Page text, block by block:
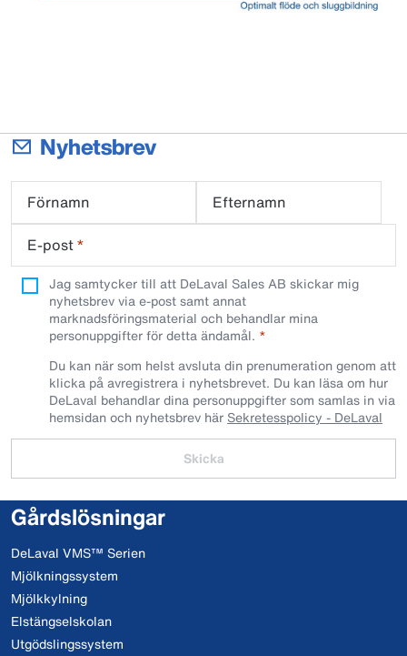
Nyhetsbrev
Förnamn
Efternamn
E-post*
Jag samtycker till att DeLaval Sales AB skickar mig
nyhetsbrev via e-post samt annat
marknadsföringsmaterial och behandlar mina
personuppgifter för detta ändamål.
Du kan när som helst avsluta din prenumeration genom att
klicka på avregistrera i nyhetsbrevet. Du kan läsa om hur
DeLaval behandlar dina personuppgifter som samlas in via
hemsidan och nyhetsbrev här Sekretesspolicy - DeLaval
Skicka
Gårdslösningar
DeLaval VMS™ Serien
Mjölkningssystem
Mjölkkylning
Elstängselskolan
Utgödslingssystem